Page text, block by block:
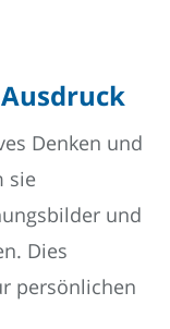
Denken und
sie
und
Dies
persönlichen